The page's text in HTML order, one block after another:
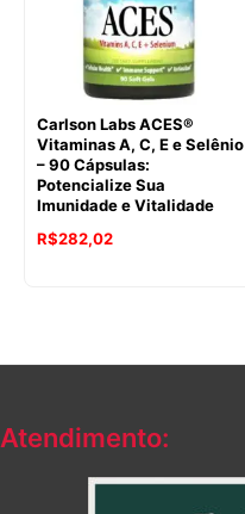
Carlson Labs ACES®
Vitaminas A, C, E e Selênio
– 90 Cápsulas:
Potencialize Sua
Imunidade e Vitalidade
R$282,02
Atendimento: